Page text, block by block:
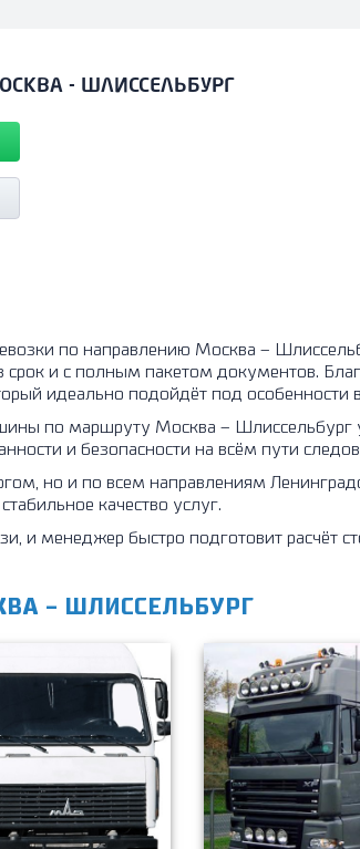
- ШЛИССЕЛЬБУРГ
направлению Москва – Шлиссельбург и
и с полным пакетом документов.
идеально подойдёт под особенности
по маршруту Москва –
и безопасности на всём пути
но и по всем направлениям
качество услуг.
и менеджер быстро подготовит расчёт
- ШЛИССЕЛЬБУРГ